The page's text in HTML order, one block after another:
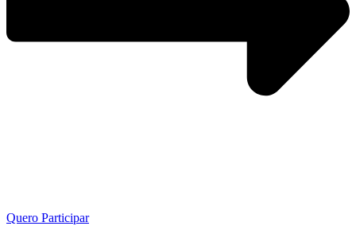
Quero Participar